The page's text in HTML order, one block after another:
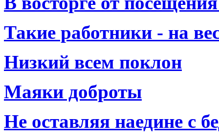
Такие работники - на
Низкий всем поклон
Маяки доброты
Не оставляя наедине с